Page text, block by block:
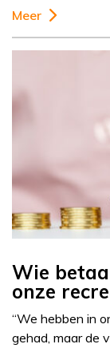
Meer
Wie
onze
“We hebben in
gehad, maar de